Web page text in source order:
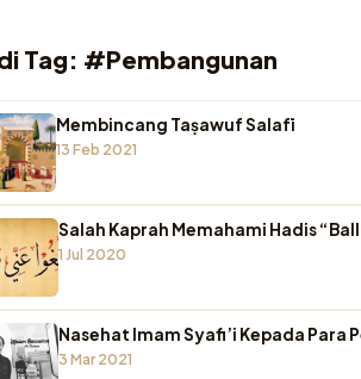
Tag: #Pembangunan
Membincang Taṣawuf Salafī
13 Feb 2021
Salah Kaprah Memahami Hadis
1 Jul 2020
Nasehat Imam Syafi’i Kepada Para
3 Mar 2021